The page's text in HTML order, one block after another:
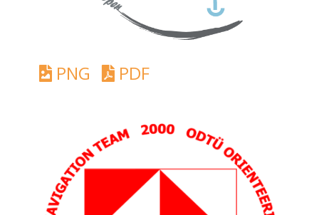
PNG PDF